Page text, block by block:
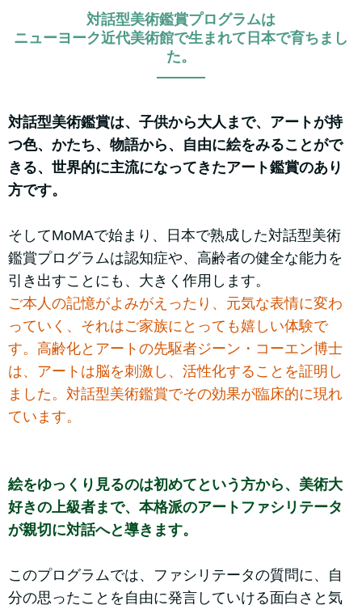
対話型美術鑑賞プログラムは
ニューヨーク近代美術館で生まれて日本で育ちまし
た。
対話型美術鑑賞は、子供から大人まで、アートが持
つ色、かたち、物語から、自由に絵をみることがで
きる、世界的に主流になってきたアート鑑賞のあり
方です。
そしてMoMAで始まり、日本で熟成した対話型美術
鑑賞プログラムは認知症や、高齢者の健全な能力を
引き出すことにも、大きく作用します。
ご本人の記憶がよみがえったり、元気な表情に変わ
っていく、それはご家族にとっても嬉しい体験で
す。高齢化とアートの先駆者ジーン・コーエン博士
は、アートは脳を刺激し、活性化することを証明し
ました。対話型美術鑑賞でその効果が臨床的に現れ
ています。
絵をゆっくり見るのは初めてという方から、美術大
好きの上級者まで、本格派のアートファシリテータ
が親切に対話へと導きます。
このプログラムでは、ファシリテータの質問に、自
分の思ったことを自由に発言していける面白さと気